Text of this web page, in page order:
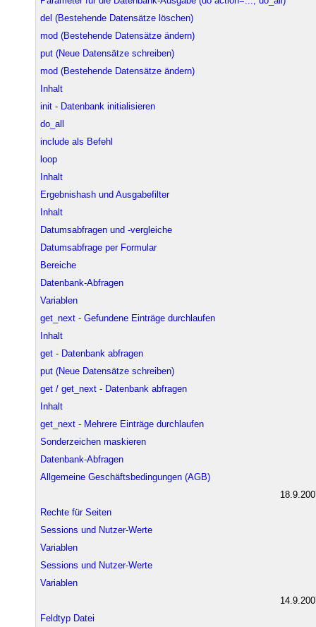
del (Bestehende Datensätze löschen)
mod (Bestehende Datensätze ändern)
put (Neue Datensätze schreiben)
mod (Bestehende Datensätze ändern)
Inhalt
init - Datenbank initialisieren
do_all
include als Befehl
loop
Inhalt
Ergebnishash und Ausgabefilter
Inhalt
Datumsabfragen und -vergleiche
Datumsabfrage per Formular
Bereiche
Datenbank-Abfragen
Variablen
get_next - Gefundene Einträge durchlaufen
Inhalt
get - Datenbank abfragen
put (Neue Datensätze schreiben)
get / get_next - Datenbank abfragen
Inhalt
get_next - Mehrere Einträge durchlaufen
Sonderzeichen maskieren
Datenbank-Abfragen
Allgemeine Geschäftsbedingungen (AGB)
Rechte für Seiten
Sessions und Nutzer-Werte
Variablen
Sessions und Nutzer-Werte
Variablen
Feldtyp Datei